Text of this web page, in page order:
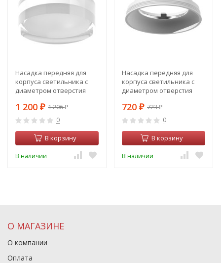
Насадка передняя для
корпуса светильника с
диаметром отверстия
Spot N7160
1 200 ₽ 1 206₽
0
В корзину
В наличии
Насадка передняя для
корпуса светильника с
диаметром отверстия
Spot N7020
720 ₽ 723₽
0
В корзину
В наличии
О МАГАЗИНЕ
О компании
Оплата